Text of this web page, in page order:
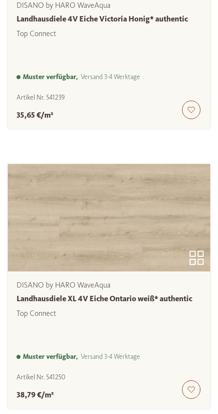
DISANO by HARO WaveAqua
Landhausdiele 4V Eiche Victoria Honig* authentic
Top Connect
Muster verfügbar, Versand 3-4 Werktage
Artikel Nr. 541239
35,65 €/m²
DISANO by HARO WaveAqua
Landhausdiele XL 4V Eiche Ontario weiß* authentic
Top Connect
Muster verfügbar, Versand 3-4 Werktage
Artikel Nr. 541250
38,79 €/m²